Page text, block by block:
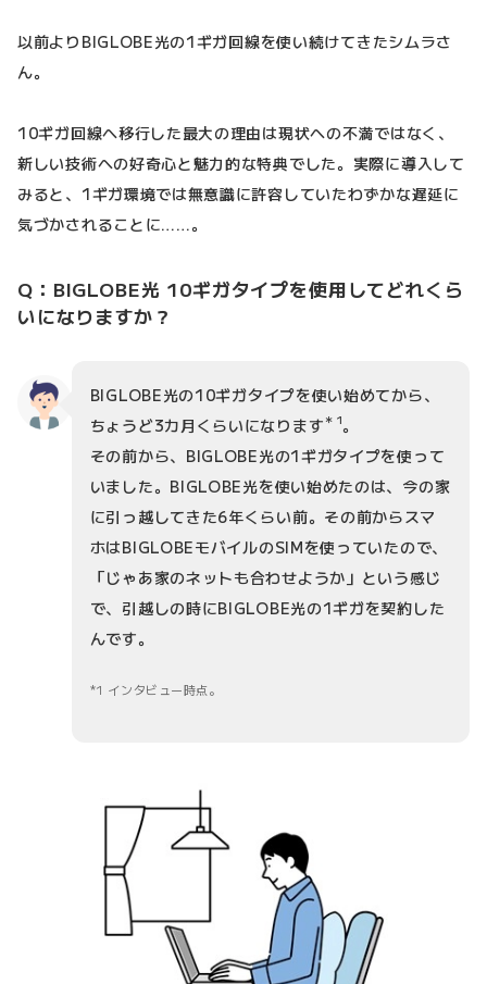
以前よりBIGLOBE光の1ギガ回線を使い続けてきたシムラさ
ん。
10ギガ回線へ移行した最大の理由は現状への不満ではなく、
新しい技術への好奇心と魅力的な特典でした。実際に導入して
みると、1ギガ環境では無意識に許容していたわずかな遅延に
気づかされることに……。
Q：BIGLOBE光 10ギガタイプを使用してどれくら
いになりますか？
BIGLOBE光の10ギガタイプを使い始めてから、
ちょうど3カ月くらいになります ＊1。
その前から、BIGLOBE光の1ギガタイプを使って
いました。BIGLOBE光を使い始めたのは、今の家
に引っ越してきた6年くらい前。その前からスマ
ホはBIGLOBEモバイルのSIMを使っていたので、
「じゃあ家のネットも合わせようか」という感じ
で、引越しの時にBIGLOBE光の1ギガを契約した
んです。
1 インタビュー時点。